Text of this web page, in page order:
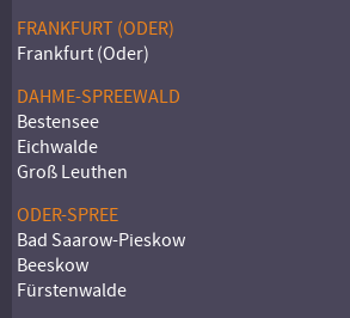
FRANKFURT (ODER)
Frankfurt (Oder)
DAHME-SPREEWALD
Bestensee
Eichwalde
Groß Leuthen
ODER-SPREE
Bad Saarow-Pieskow
Beeskow
Fürstenwalde